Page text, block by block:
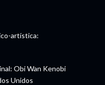
artística:
Obi Wan Kenobi
Unidos